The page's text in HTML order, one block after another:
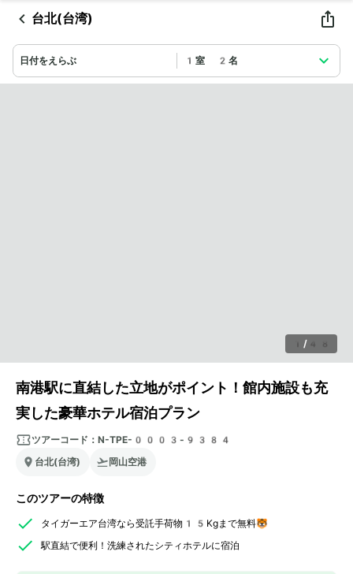
台北(台湾)
日付をえらぶ 1室 2名
1 / 48
南港駅に直結した立地がポイント！館内施設も充
実した豪華ホテル宿泊プラン
ツアーコード： N-TPE-0003-9384
台北(台湾)
岡山空港
このツアーの特徴
タイガーエア台湾なら受託手荷物15Kgまで無料🐯
駅直結で便利！洗練されたシティホテルに宿泊